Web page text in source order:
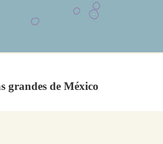
grandes de México